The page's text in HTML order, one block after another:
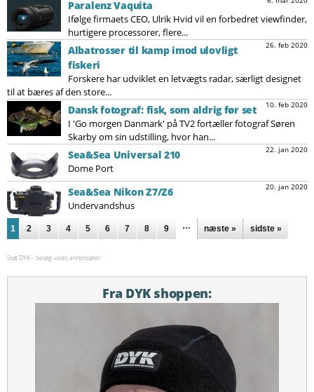
Paralenz Vaquita
Ifølge firmaets CEO, Ulrik Hvid vil en forbedret viewfinder,
hurtigere processorer, flere...
26. feb 2020
Albatrosser til kamp imod ulovligt
fiskeri
Forskere har udviklet en letvægts radar, særligt designet
til at bæres af den store...
10. feb 2020
Dansk fotograf: fisk, som aldrig før set
I 'Go morgen Danmark' på TV2 fortæller fotograf Søren
Skarby om sin udstilling, hvor han...
22. jan 2020
Sea&Sea Universal 210
Dome Port
20. jan 2020
Sea&Sea Nikon Z7/Z6
Undervandshus
Sider
1 2 3 4 5 6 7 8 9 … næste » sidste »
Støt DYK – besøg vores annoncører:
Fra DYK shoppen: